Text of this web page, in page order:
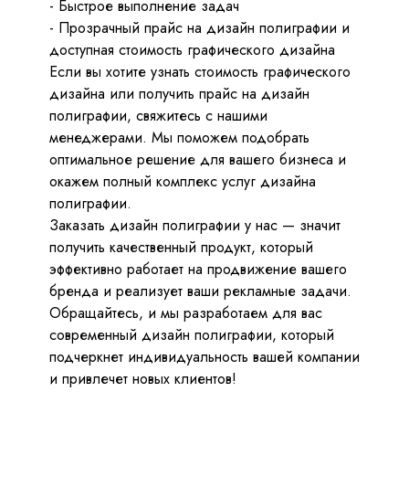
- Быстрое выполнение задач
- Прозрачный прайс на дизайн полиграфии и
доступная стоимость графического дизайна
Если вы хотите узнать стоимость графического
дизайна или получить прайс на дизайн
полиграфии, свяжитесь с нашими
менеджерами. Мы поможем подобрать
оптимальное решение для вашего бизнеса и
окажем полный комплекс услуг дизайна
полиграфии.
Заказать дизайн полиграфии у нас — значит
получить качественный продукт, который
эффективно работает на продвижение вашего
бренда и реализует ваши рекламные задачи.
Обращайтесь, и мы разработаем для вас
современный дизайн полиграфии, который
подчеркнет индивидуальность вашей компании
и привлечет новых клиентов!
Сообщение
Я согласен наобработку персональных данныхи сполитикой
конфиденциальности